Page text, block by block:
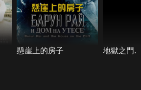
懸崖上的房子 地獄之門.